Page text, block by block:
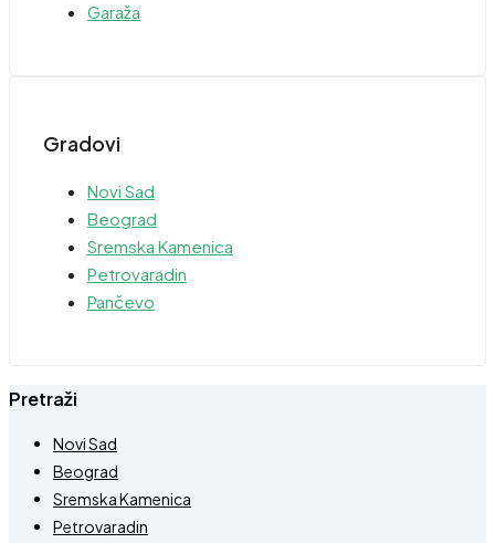
Garaža
Gradovi
Novi Sad
Beograd
Sremska Kamenica
Petrovaradin
Pančevo
Pretraži
Novi Sad
Beograd
Sremska Kamenica
Petrovaradin